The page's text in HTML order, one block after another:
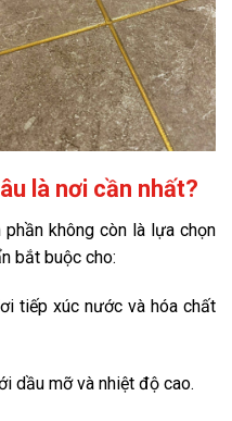
là nơi cần nhất?
không còn là lựa chọn
bắt buộc cho:
tiếp xúc nước và hóa chất
dầu mỡ và nhiệt độ cao.